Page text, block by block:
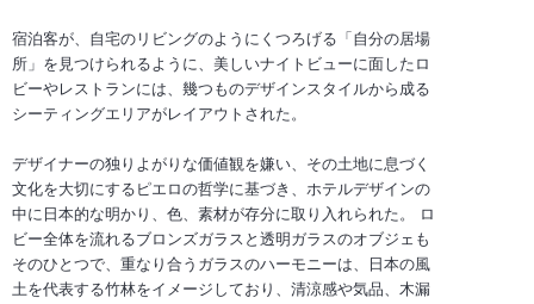
宿泊客が、自宅のリビングのようにくつろげる「自分の居場
所」を見つけられるように、美しいナイトビューに面したロ
ビーやレストランには、幾つものデザインスタイルから成る
シーティングエリアがレイアウトされた。
デザイナーの独りよがりな価値観を嫌い、その土地に息づく
文化を大切にするピエロの哲学に基づき、ホテルデザインの
中に日本的な明かり、色、素材が存分に取り入れられた。 ロ
ビー全体を流れるブロンズガラスと透明ガラスのオブジェも
そのひとつで、重なり合うガラスのハーモニーは、日本の風
土を代表する竹林をイメージしており、清涼感や気品、木漏